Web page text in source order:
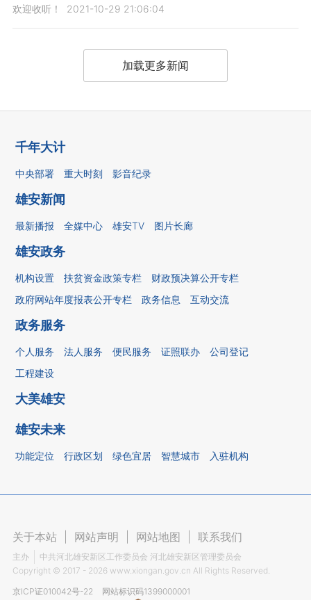
欢迎收听！ 2021-10-29 21:06:04
加载更多新闻
千年大计
中央部署 重大时刻 影音纪录
雄安新闻
最新播报 全媒中心 雄安TV 图片长廊
雄安政务
机构设置 扶贫资金政策专栏
财政预决算公开专栏
政府网站年度报表公开专栏
政务信息 互动交流
政务服务
个人服务 法人服务 便民服务 证照联办
公司登记
工程建设
大美雄安
雄安未来
功能定位 行政区划 绿色宜居 智慧城市 入驻机构
关于本站 网站声明 网站地图 联系我们
主办
中共河北雄安新区工作委员会 河北雄安新区管理委员会
Copyright © 2017 - 2026 www.xiongan.gov.cn All Rights Reserved.
京ICP证010042号-22
网站标识码1399000001